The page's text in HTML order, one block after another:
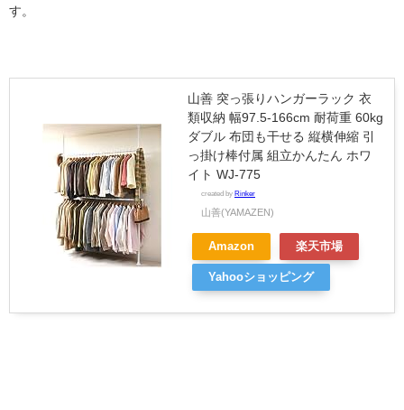
す。
山善 突っ張りハンガーラック 衣
類収納 幅97.5-166cm 耐荷重 60kg
ダブル 布団も干せる 縦横伸縮 引
っ掛け棒付属 組立かんたん ホワ
イト WJ-775
created by Rinker
山善(YAMAZEN)
Amazon 楽天市場
Yahooショッピング